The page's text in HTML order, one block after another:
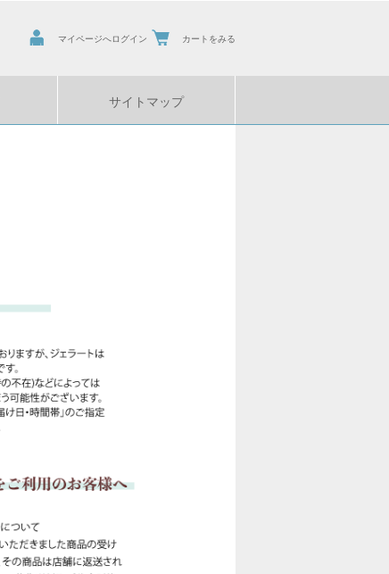
マイページへログイン カートをみる
サイトマップ